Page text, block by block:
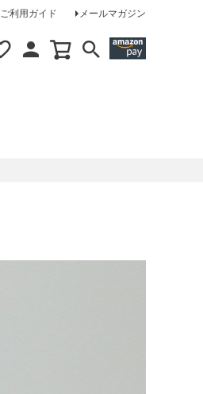
ご利用ガイド メールマガジン